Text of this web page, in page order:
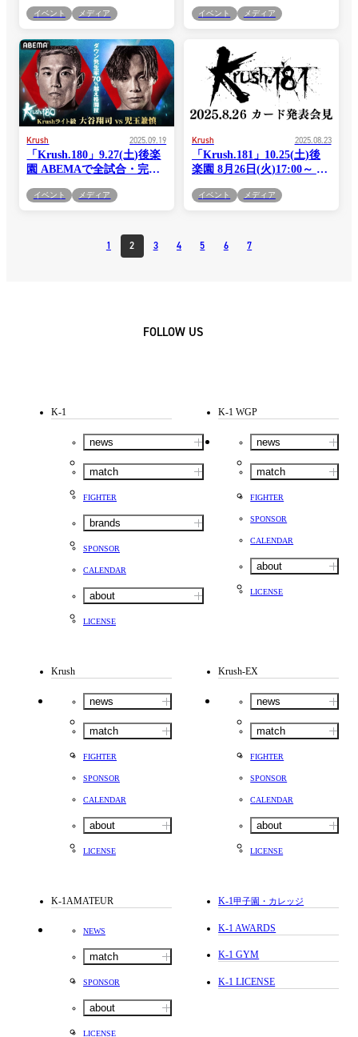
施イベント メディア
Live”で生配信!
イベント メディア
Krush 2025.09.19
「Krush.180」9.27(土)後楽
園 ABEMAで全試合・完全
イベント メディア
Krush 2025.08.23
「Krush.181」10.25(土)後
楽園 8月26日(火)17:00～ 対
施イベント メディア
1 2 3 4 5 6 7
FOLLOW US
K-1
news
match
FIGHTER
brands
SPONSOR
CALENDAR
about
LICENSE
K-1 WGP
news
match
FIGHTER
SPONSOR
CALENDAR
about
LICENSE
Krush
news
match
FIGHTER
SPONSOR
CALENDAR
about
LICENSE
Krush-EX
news
match
FIGHTER
SPONSOR
CALENDAR
about
LICENSE
K-1AMATEUR
NEWS
match
SPONSOR
about
LICENSE
K-1甲子園・カレッジ
K-1 AWARDS
K-1 GYM
K-1 LICENSE